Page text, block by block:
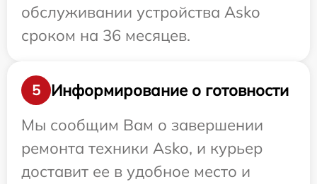
обслуживании устройства Asko
сроком на 36 месяцев.
5
Информирование о готовности
Мы сообщим Вам о завершении
ремонта техники Asko, и курьер
доставит ее в удобное место и